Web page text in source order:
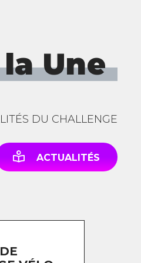
Une
DU CHALLENGE
ACTUALITÉS